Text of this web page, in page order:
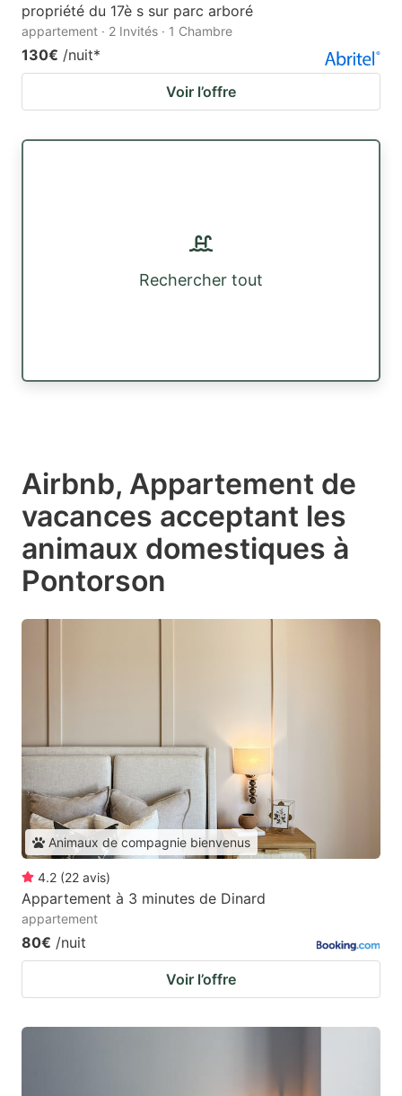
propriété du 17è s sur parc arboré
appartement · 2 Invités · 1 Chambre
130€ /nuit*
Voir l’offre
Rechercher tout
Airbnb, Appartement de
vacances acceptant les
animaux domestiques à
Pontorson
Animaux de compagnie bienvenus
4.2 (22 avis)
Appartement à 3 minutes de Dinard
appartement
80€ /nuit
Voir l’offre